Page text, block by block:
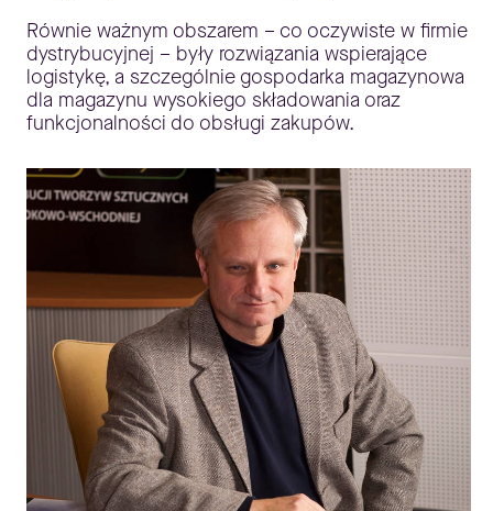
Równie ważnym obszarem – co oczywiste w firmie
dystrybucyjnej – były rozwiązania wspierające
logistykę, a szczególnie gospodarka magazynowa
dla magazynu wysokiego składowania oraz
funkcjonalności do obsługi zakupów.